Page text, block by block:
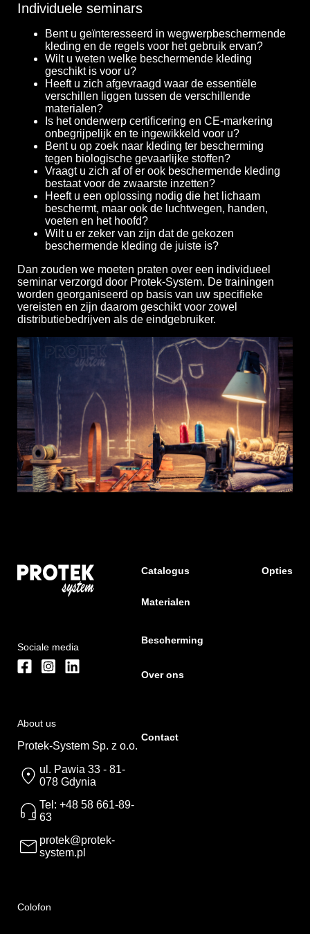
Individuele seminars
Bent u geïnteresseerd in wegwerpbeschermende
kleding en de regels voor het gebruik ervan?
Wilt u weten welke beschermende kleding
geschikt is voor u?
Heeft u zich afgevraagd waar de essentiële
verschillen liggen tussen de verschillende
materialen?
Is het onderwerp certificering en CE-markering
onbegrijpelijk en te ingewikkeld voor u?
Bent u op zoek naar kleding ter bescherming
tegen biologische gevaarlijke stoffen?
Vraagt u zich af of er ook beschermende kleding
bestaat voor de zwaarste inzetten?
Heeft u een oplossing nodig die het lichaam
beschermt, maar ook de luchtwegen, handen,
voeten en het hoofd?
Wilt u er zeker van zijn dat de gekozen
beschermende kleding de juiste is?
Dan zouden we moeten praten over een individueel
seminar verzorgd door Protek-System. De trainingen
worden georganiseerd op basis van uw specifieke
vereisten en zijn daarom geschikt voor zowel
distributiebedrijven als de eindgebruiker.
Sociale media
About us
Protek-System Sp. z o.o.
ul. Pawia 33 - 81-
078 Gdynia
Tel: +48 58 661-89-
63
protek@protek-
system.pl
Colofon
Catalogus Opties
Materialen
Bescherming
Over ons
Contact